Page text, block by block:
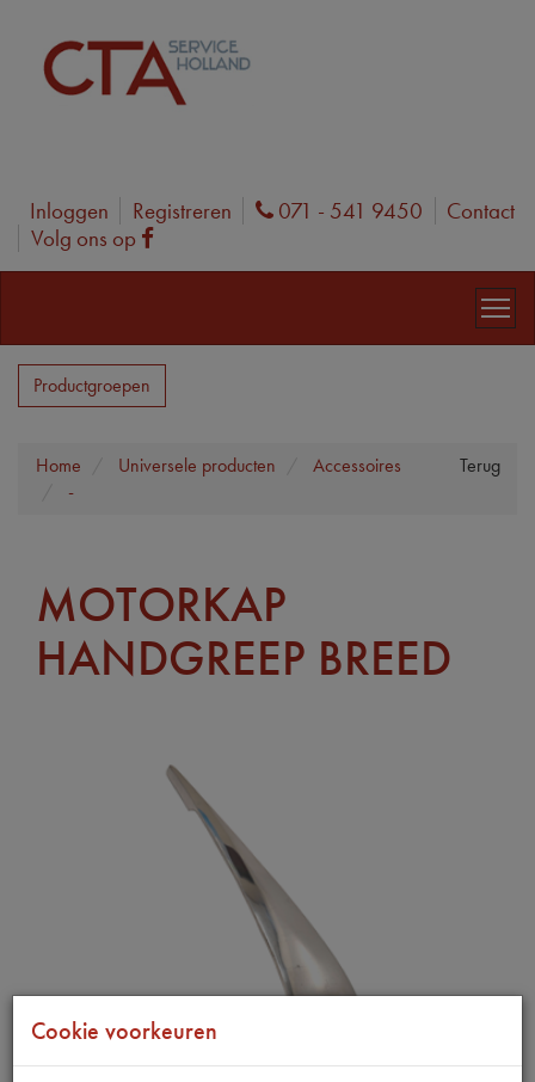
Inloggen Registreren Phone
071 - 541 9450
Contact
Volg ons op
Facebook
Productgroepen
Terug
Home Universele producten
Accessoires
-
MOTORKAP
HANDGREEP BREED
Cookie voorkeuren